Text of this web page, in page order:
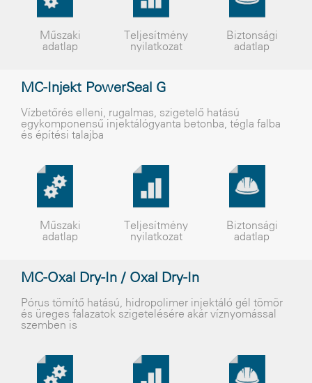
Műszaki
adatlap
Teljesítmény
nyilatkozat
Biztonsági
adatlap
MC-Injekt PowerSeal G
Vízbetőrés elleni, rugalmas, szigetelő hatású
egykomponensű injektálógyanta betonba, tégla falba
és építési talajba
Műszaki
adatlap
Teljesítmény
nyilatkozat
Biztonsági
adatlap
MC-Oxal Dry-In / Oxal Dry-In
Pórus tömítõ hatású, hidropolimer injektáló gél tömör
és üreges falazatok szigetelésére akár víznyomással
szemben is